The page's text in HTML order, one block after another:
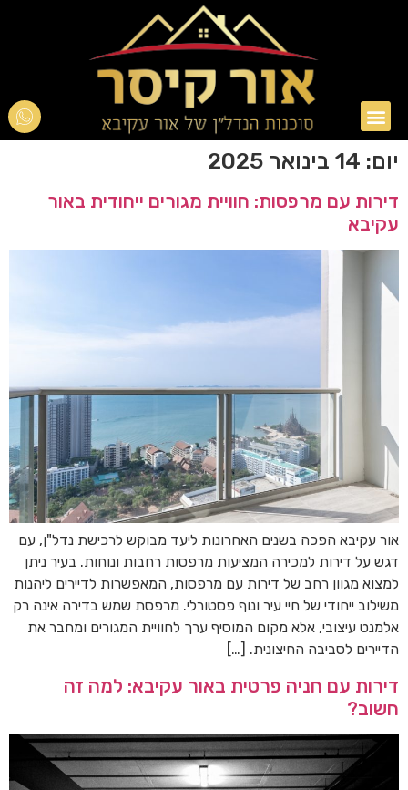
יום: 14 בינואר 2025
דירות עם מרפסות: חוויית מגורים ייחודית באור
עקיבא
אור עקיבא הפכה בשנים האחרונות ליעד מבוקש לרכישת נדל"ן, עם
דגש על דירות למכירה המציעות מרפסות רחבות ונוחות. בעיר ניתן
למצוא מגוון רחב של דירות עם מרפסות, המאפשרות לדיירים ליהנות
משילוב ייחודי של חיי עיר ונוף פסטורלי. מרפסת שמש בדירה אינה רק
אלמנט עיצובי, אלא מקום המוסיף ערך לחוויית המגורים ומחבר את
הדיירים לסביבה החיצונית. […]
דירות עם חניה פרטית באור עקיבא: למה זה
חשוב?